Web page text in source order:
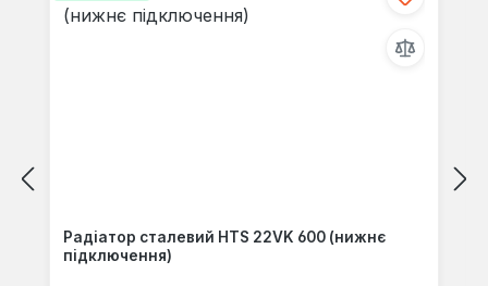
Радіатор сталевий HTS 22VK 600 (нижнє
підключення)